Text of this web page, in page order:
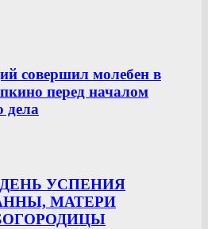
совершил молебен в
перед началом
дела
УСПЕНИЯ
МАТЕРИ